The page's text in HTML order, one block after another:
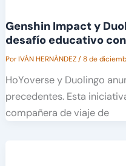
Genshin Impact y
desafío educativo
PorIVÁN HERNÁNDEZ/8 de
HoYoverse y Duolingo
precedentes. Esta
compañera de viaje de